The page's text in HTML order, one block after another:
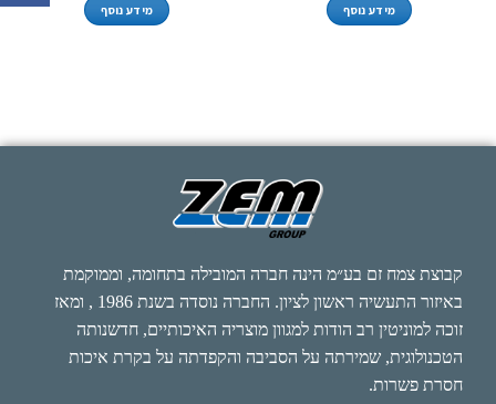
מידע נוסף מידע נוסף
קבוצת צמח זם בע״מ הינה חברה המובילה בתחומה, וממוקמת
באיזור התעשיה ראשון לציון. החברה נוסדה בשנת 1986 , ומאז
זוכה למוניטין רב הודות למגוון מוצריה האיכותיים, חדשנותה
הטכנולוגית, שמירתה על הסביבה והקפדתה על בקרת איכות
חסרת פשרות.